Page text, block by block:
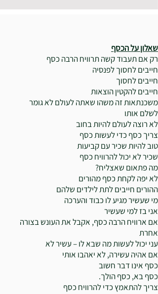
שאלון על הכסף
רק אם תעבוד קשה תרוויח הרבה כסף
חייבים לחסוך לפנסיה
חייבים לחסוך
חייבים להקטין הוצאות
משכנתאות זה משהו שאתה לעולם לא גומר
לשלם אותו
לא רוצה לעולם להיות בחוב
צריך כסף כדי לעשות כסף
טוב להיות שכיר עם קביעות
שכיר לא יכול להרוויח כסף
מה פתאום שאצליח?
לא יפה לקחת כסף מהורים
ההורים חייבים לתת לילדים שלהם
מי שעשיר מגיע לו כבוד והערכה
אני בז למי שעשיר
אם ארוויח הרבה כסף, אקבל את העונש בצורה
אחרת
עני יכול לעשות מה שבא לו – עשיר לא
אם אהיה עשירה, לא יאהבו אותי
כסף אינו דבר חשוב
כסף בא, כסף הולך.
צריך להתאמץ כדי להרוויח כסף